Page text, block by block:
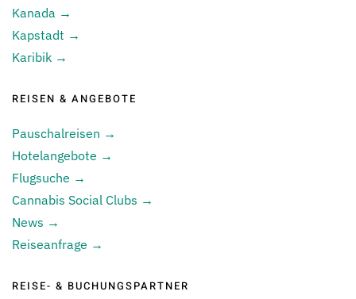
Kanada →
Kapstadt →
Karibik →
REISEN & ANGEBOTE
Pauschalreisen →
Hotelangebote →
Flugsuche →
Cannabis Social Clubs →
News →
Reiseanfrage →
REISE- & BUCHUNGSPARTNER